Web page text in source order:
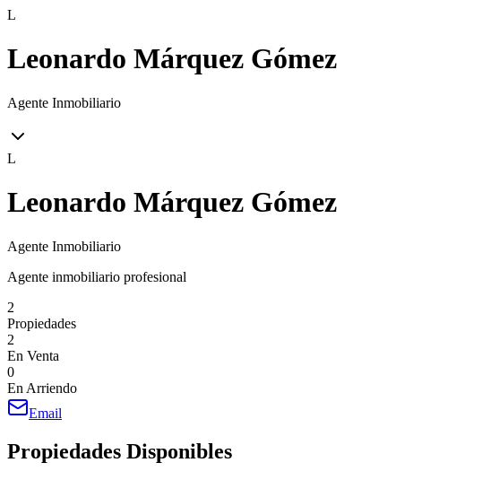
L
Leonardo Márquez Gómez
Agente Inmobiliario
L
Leonardo Márquez Gómez
Agente Inmobiliario
Agente inmobiliario profesional
2
Propiedades
2
En Venta
0
En Arriendo
Email
Propiedades Disponibles